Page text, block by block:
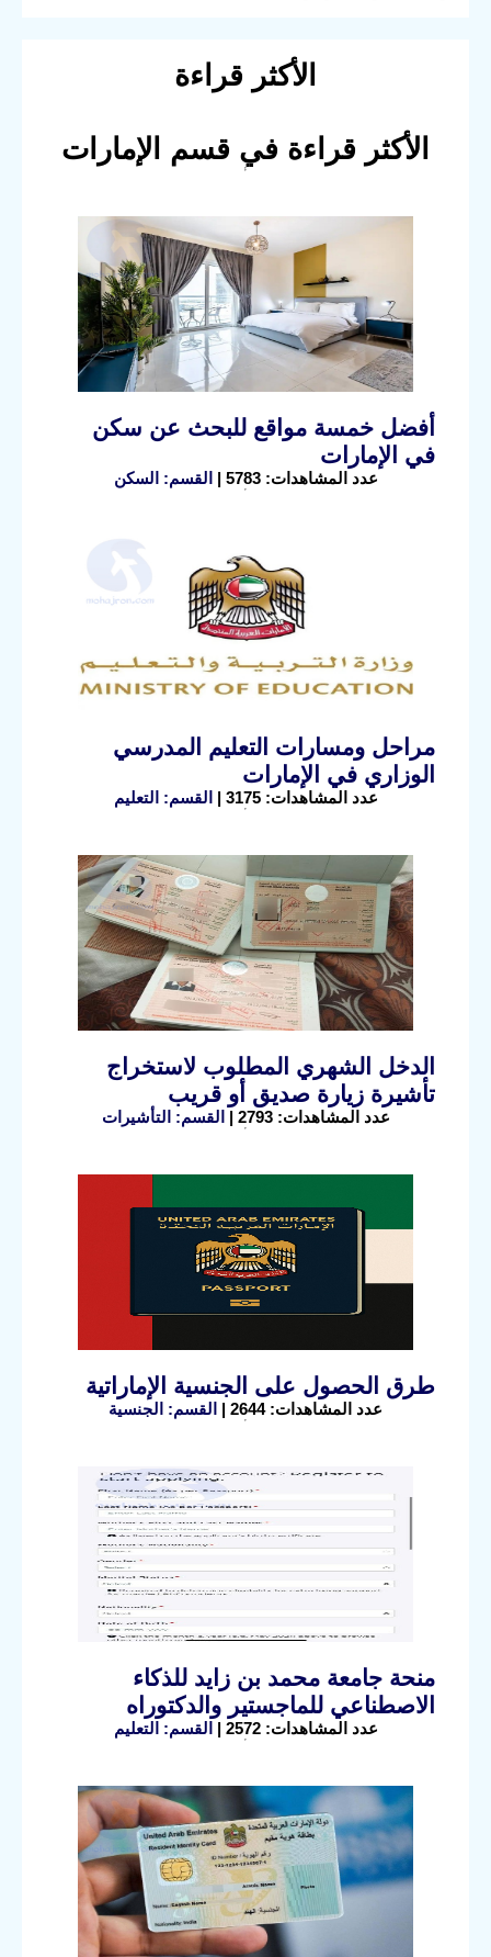
الأكثر قراءة
الأكثر قراءة في قسم الإمارات
أفضل خمسة مواقع للبحث عن سكن
في الإمارات
عدد المشاهدات: 5783 | القسم: السكن
مراحل ومسارات التعليم المدرسي
الوزاري في الإمارات
عدد المشاهدات: 3175 | القسم: التعليم
الدخل الشهري المطلوب لاستخراج
تأشيرة زيارة صديق أو قريب
عدد المشاهدات: 2793 | القسم: التأشيرات
طرق الحصول على الجنسية الإماراتية
عدد المشاهدات: 2644 | القسم: الجنسية
منحة جامعة محمد بن زايد للذكاء
الاصطناعي للماجستير والدكتوراه
عدد المشاهدات: 2572 | القسم: التعليم